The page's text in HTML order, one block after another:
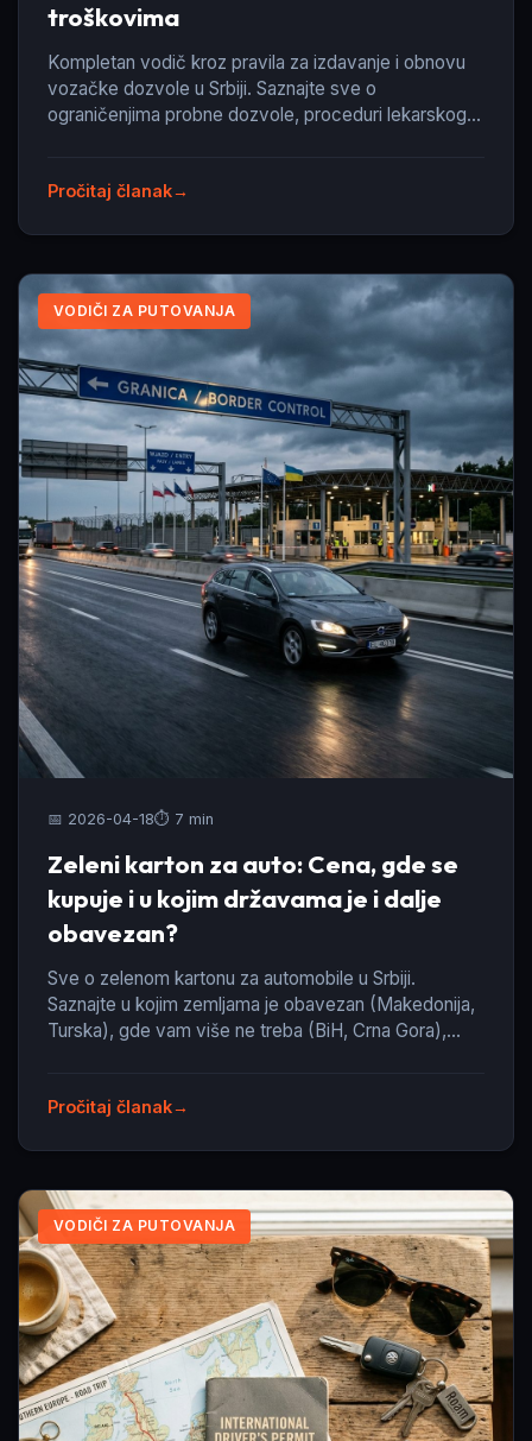
troškovima
Kompletan vodič kroz pravila za izdavanje i obnovu
vozačke dozvole u Srbiji. Saznajte sve o
ograničenjima probne dozvole, proceduri lekarskog
Pročitaj članak
VODIČI ZA PUTOVANJA
📅 2026-04-18⏱️ 7 min
Zeleni karton za auto: Cena, gde se
kupuje i u kojim državama je i dalje
obavezan?
Sve o zelenom kartonu za automobile u Srbiji.
Saznajte u kojim zemljama je obavezan (Makedonija,
Turska), gde vam više ne treba (BiH, Crna Gora),
Pročitaj članak
VODIČI ZA PUTOVANJA